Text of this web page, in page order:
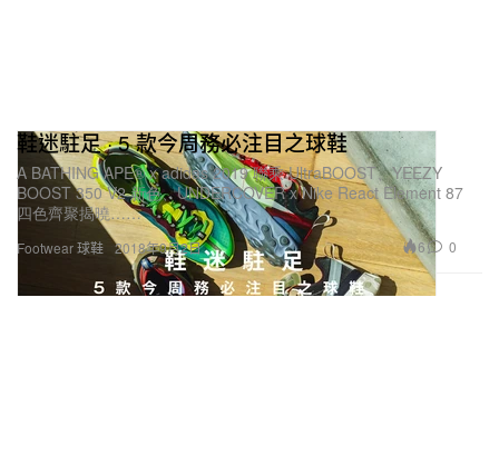
Footwear 球鞋
鞋迷駐足 · 5 款今周務必注目之球鞋
A BATHING APE® x adidas 2019 聯乘 UltraBOOST、YEEZY
BOOST 350 V2 新色、UNDERCOVER x Nike React Element 87
四色齊聚揭曉……
2018年9月2日 6 0